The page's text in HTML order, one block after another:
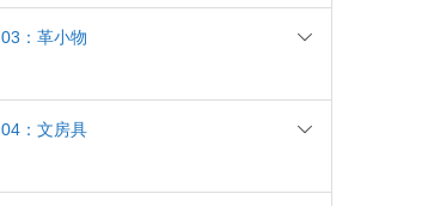
03：革小物
04：文房具